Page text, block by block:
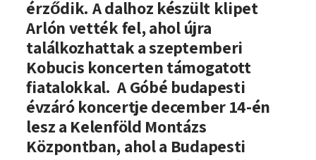
érződik. A dalhoz készült klipet
Arlón vették fel, ahol újra
találkozhattak a szeptemberi
Kobucis koncerten támogatott
fiatalokkal. A Góbé budapesti
évzáró koncertje december 14-én
lesz a Kelenföld Montázs
Központban, ahol a Budapesti